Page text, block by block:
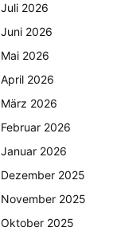
Juli 2026
Juni 2026
Mai 2026
April 2026
März 2026
Februar 2026
Januar 2026
Dezember 2025
November 2025
Oktober 2025